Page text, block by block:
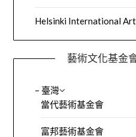
Helsinki International
藝術文化基金
– 臺灣
當代藝術基金會
富邦藝術基金會